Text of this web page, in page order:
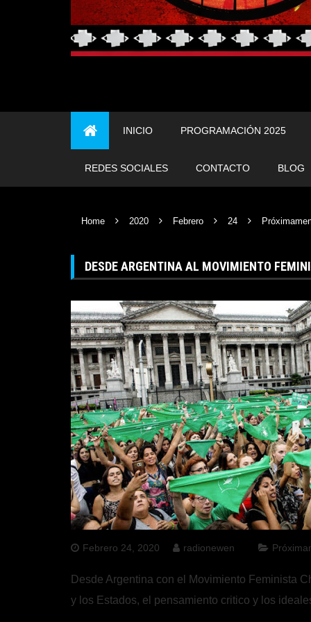
INICIO PROGRAMACIÓN 2025
REDES SOCIALES CONTACTO BLOG
Home 2020 Febrero 24
DESDE ARGENTINA AL MOVIMIENTO
Febrero 24, 2020 radionewen
Desde Argentina con el Movimiento Feminista
y los Estados, el pensamiento critico y los